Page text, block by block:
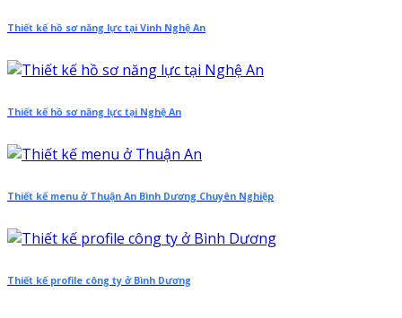
Thiết kế hồ sơ năng lực tại Vinh Nghệ An
Thiết kế hồ sơ năng lực tại Nghệ An
Thiết kế menu ở Thuận An Bình Dương Chuyên Nghiệp
Thiết kế profile công ty ở Bình Dương